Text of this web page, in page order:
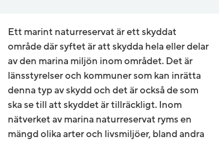
Ett marint naturreservat är ett skyddat
område där syftet är att skydda hela eller delar
av den marina miljön inom området. Det är
länsstyrelser och kommuner som kan inrätta
denna typ av skydd och det är också de som
ska se till att skyddet är tillräckligt. Inom
nätverket av marina naturreservat ryms en
mängd olika arter och livsmiljöer, bland andra